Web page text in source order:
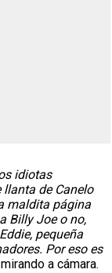
idiotas
de Canelo
maldita página
Billy Joe o no,
pequeña
Por eso es
a cámara.